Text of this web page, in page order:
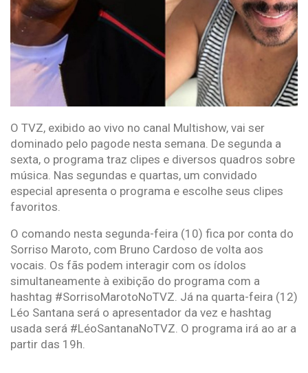
O TVZ, exibido ao vivo no canal Multishow, vai ser
dominado pelo pagode nesta semana. De segunda a
sexta, o programa traz clipes e diversos quadros sobre
música. Nas segundas e quartas, um convidado
especial apresenta o programa e escolhe seus clipes
favoritos.
O comando nesta segunda-feira (10) fica por conta do
Sorriso Maroto, com Bruno Cardoso de volta aos
vocais. Os fãs podem interagir com os ídolos
simultaneamente à exibição do programa com a
hashtag #SorrisoMarotoNoTVZ. Já na quarta-feira (12)
Léo Santana será o apresentador da vez e hashtag
usada será #LéoSantanaNoTVZ. O programa irá ao ar a
partir das 19h.